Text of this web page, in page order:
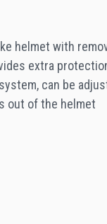
helmet with
extra
can be
out of the helmet